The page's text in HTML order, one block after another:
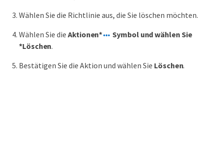
Wählen Sie die Richtlinie aus, die Sie löschen möchten.
Wählen Sie die Aktionen*
Symbol und wählen Sie
*Löschen.
Bestätigen Sie die Aktion und wählen Sie Löschen.